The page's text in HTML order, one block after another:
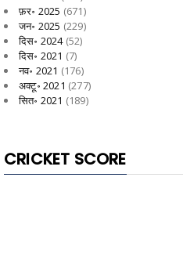
फ़र॰ 2025 (671)
जन॰ 2025 (229)
दिस॰ 2024(52)
दिस॰ 2021 (7)
नव॰ 2021 (176)
अक्टू॰ 2021 (277)
सित॰ 2021 (189)
CRICKET SCORE